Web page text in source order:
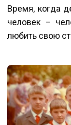
Время, когда
человек –
любить свою